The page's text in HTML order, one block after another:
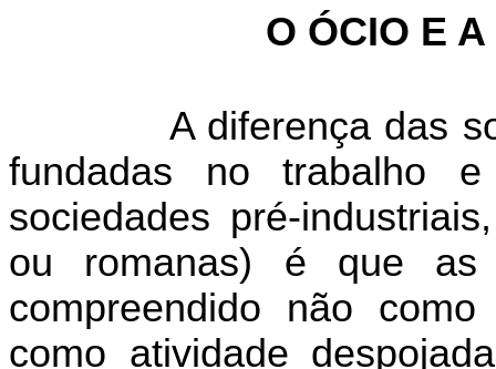
O ÓCIO E
A diferença das
fundadas no trabalho
sociedades pré-
ou romanas) é que as
compreendido não
como atividade